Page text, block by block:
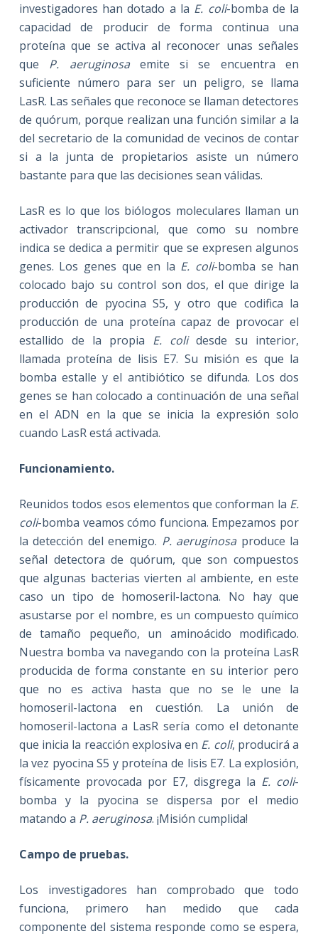
investigadores han dotado a la E. coli-bomba de la
capacidad de producir de forma continua una
proteína que se activa al reconocer unas señales
que P. aeruginosaemite si se encuentra en
suficiente número para ser un peligro, se llama
LasR. Las señales que reconoce se llaman detectores
de quórum, porque realizan una función similar a la
del secretario de la comunidad de vecinos de contar
si a la junta de propietarios asiste un número
bastante para que las decisiones sean válidas.
LasR es lo que los biólogos moleculares llaman un
activador transcripcional, que como su nombre
indica se dedica a permitir que se expresen algunos
genes. Los genes que en la E. coli-bomba se han
colocado bajo su control son dos, el que dirige la
producción de pyocina S5, y otro que codifica la
producción de una proteína capaz de provocar el
estallido de la propia E. colidesde su interior,
llamada proteína de lisis E7. Su misión es que la
bomba estalle y el antibiótico se difunda. Los dos
genes se han colocado a continuación de una señal
en el ADN en la que se inicia la expresión solo
cuando LasR está activada.
Funcionamiento.
Reunidos todos esos elementos que conforman la E.
coli-bomba veamos cómo funciona. Empezamos por
la detección del enemigo. P. aeruginosa produce la
señal detectora de quórum, que son compuestos
que algunas bacterias vierten al ambiente, en este
caso un tipo de homoseril-lactona. No hay que
asustarse por el nombre, es un compuesto químico
de tamaño pequeño, un aminoácido modificado.
Nuestra bomba va navegando con la proteína LasR
producida de forma constante en su interior pero
que no es activa hasta que no se le une la
homoseril-lactona en cuestión. La unión de
homoseril-lactona a LasR sería como el detonante
que inicia la reacción explosiva en E. coli, producirá a
la vez pyocina S5 y proteína de lisis E7. La explosión,
físicamente provocada por E7, disgrega la E. coli-
bomba y la pyocina se dispersa por el medio
matando a P. aeruginosa. ¡Misión cumplida!
Campo de pruebas.
Los investigadores han comprobado que todo
funciona, primero han medido que cada
componente del sistema responde como se espera,